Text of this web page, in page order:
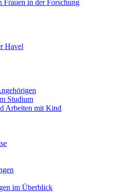
Frauen in der Forschung
Havel
Studium
Arbeiten mit Kind
im Überblick